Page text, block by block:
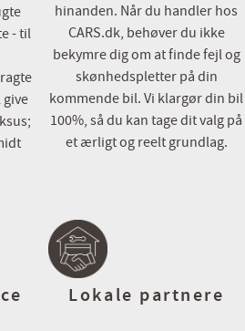
både med og uden
alder, kilometer og mærke
og tid til en uforpligtende snak
i vores flotte showroom, men vi
på denne måde er vi forberedt og
- til
give
hinanden. Når du handler hos
CARS.dk, behøver du ikke
bekymre dig om at finde fejl og
skønhedspletter på din
kommende bil. Vi klargør din bil
100%, så du kan tage dit valg på
et ærligt og reelt grundlag.
Lokale partnere